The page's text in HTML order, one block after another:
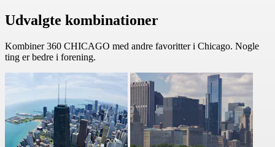
Udvalgte kombinationer
Kombiner 360 CHICAGO med andre favoritter i Chicago. Nogle
ting er bedre i forening.